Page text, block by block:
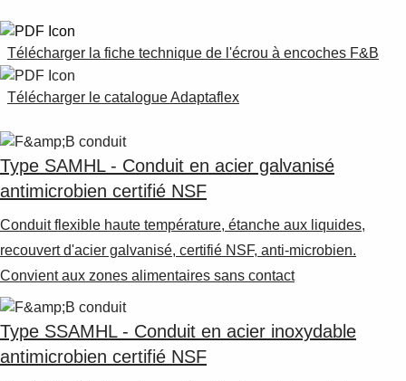
Télécharger la fiche technique de l'écrou à encoches F&B
Télécharger le catalogue Adaptaflex
Type SAMHL - Conduit en acier galvanisé
antimicrobien certifié NSF
Conduit flexible haute température, étanche aux liquides,
recouvert d'acier galvanisé, certifié NSF, anti-microbien.
Convient aux zones alimentaires sans contact
Type SSAMHL - Conduit en acier inoxydable
antimicrobien certifié NSF